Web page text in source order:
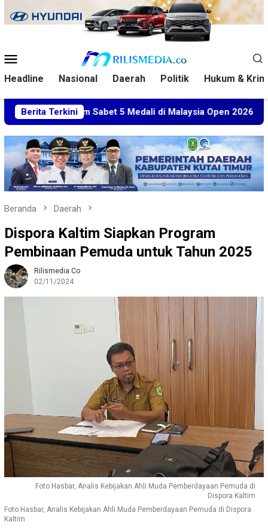
ke
Mobile
Headline Nasional Daerah Politik Hukum &
Berita Terkini
Kaltim Sabet 5 Medali di Malaysia Open 2026 Kuasa
Beranda Daerah
Dispora Kaltim Siapkan Program
Pembinaan Pemuda untuk Tahun 2025
Rilismedia.co
02/11/2024
Foto Hasbar, Analis Kebijakan Ahli Muda Pemberdayaan Pemuda di
Dispora Kaltim
Foto Hasbar, Analis Kebijakan Ahli Muda Pemberdayaan Pemuda di Dispora
Kaltim